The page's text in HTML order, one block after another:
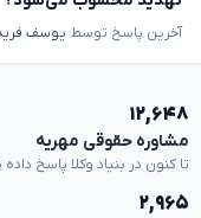
آخرین پاسخ توسط یوسف
۱۲,۶۴۸
مشاوره حقوقی مهریه
تا کنون در بنیاد وکلا پاسخ
۲,۹۶۵